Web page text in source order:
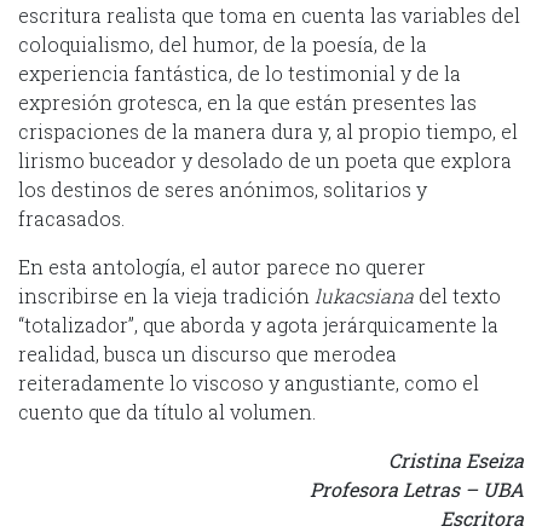
escritura realista que toma en cuenta las variables del
coloquialismo, del humor, de la poesía, de la
experiencia fantástica, de lo testimonial y de la
expresión grotesca, en la que están presentes las
crispaciones de la manera dura y, al propio tiempo, el
lirismo buceador y desolado de un poeta que explora
los destinos de seres anónimos, solitarios y
fracasados.
En esta antología, el autor parece no querer
inscribirse en la vieja tradición lukacsiana del texto
“totalizador”, que aborda y agota jerárquicamente la
realidad, busca un discurso que merodea
reiteradamente lo viscoso y angustiante, como el
cuento que da título al volumen.
Cristina Eseiza
Profesora Letras – UBA
Escritora